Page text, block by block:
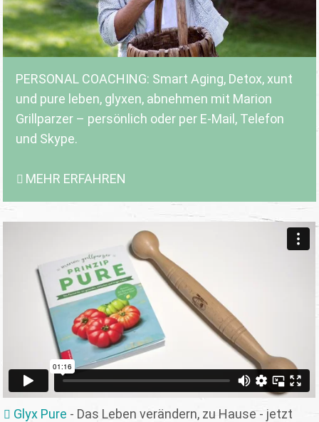
PERSONAL COACHING: Smart Aging, Detox, xunt
und pure leben, glyxen, abnehmen mit Marion
Grillparzer – persönlich oder per E-Mail, Telefon
und Skype.
MEHR ERFAHREN
Glyx Pure - Das Leben verändern, zu Hause - jetzt